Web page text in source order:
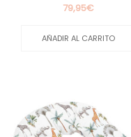
79,95€
AÑADIR AL CARRITO